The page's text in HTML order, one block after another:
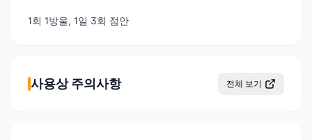
1회 1방울, 1일 3회 점안
사용상 주의사항 전체 보기